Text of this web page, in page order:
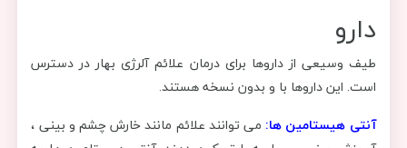
دارو
طیف وسیعی از داروها برای درمان علائم آلرژی بهار در دسترس
است. این داروها با و بدون نسخه هستند.
آنتی هیستامین ها: می توانند علائم مانند خارش چشم و بینی ،